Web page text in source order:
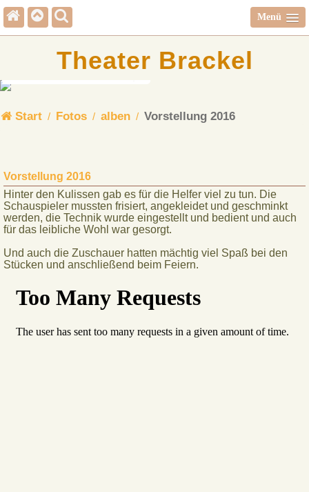
Menü
Theater Brackel
Start Fotos alben Vorstellung 2016
Vorstellung 2016
Hinter den Kulissen gab es für die Helfer viel zu tun. Die
Schauspieler mussten frisiert, angekleidet und geschminkt
werden, die Technik wurde eingestellt und bedient und auch
für das leibliche Wohl war gesorgt.
Und auch die Zuschauer hatten mächtig viel Spaß bei den
Stücken und anschließend beim Feiern.